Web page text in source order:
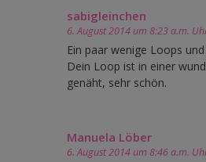
sabigleinchen
6. August 2014 um 8:23 a.m.
Ein paar wenige Loops
Dein Loop ist in einer
genäht, sehr schön.
Manuela Löber
6. August 2014 um 8:46 a.m.